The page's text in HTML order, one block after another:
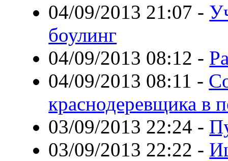
04/09/2013 21:07 -
боулинг
04/09/2013 08:12 -
04/09/2013 08:11 -
краснодеревщика в
03/09/2013 22:24 -
03/09/2013 22:22 -